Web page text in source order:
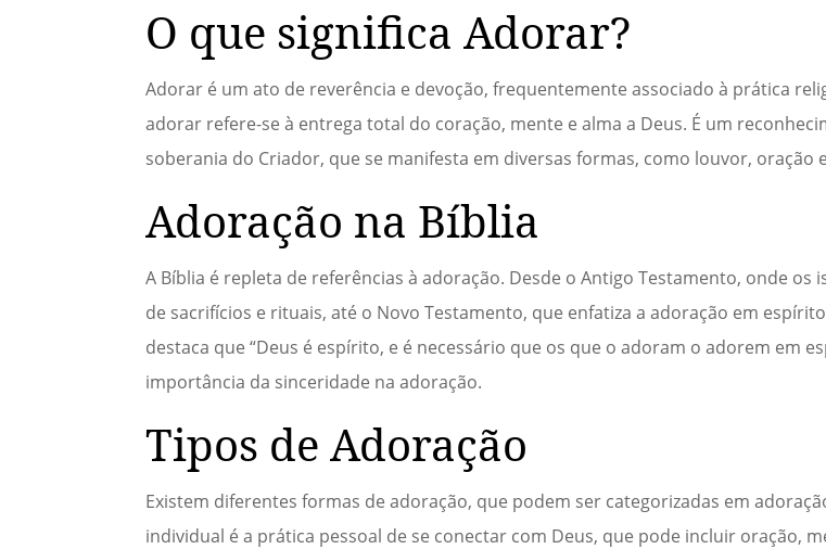
O que significa Adorar?
Adorar é um ato de reverência e devoção, frequentemente associado à prática
adorar refere-se à entrega total do coração, mente e alma a Deus. É um
soberania do Criador, que se manifesta em diversas formas, como louvor, oração
Adoração na Bíblia
A Bíblia é repleta de referências à adoração. Desde o Antigo Testamento, onde os
de sacrifícios e rituais, até o Novo Testamento, que enfatiza a adoração em
destaca que “Deus é espírito, e é necessário que os que o adoram o adorem em
importância da sinceridade na adoração.
Tipos de Adoração
Existem diferentes formas de adoração, que podem ser categorizadas em
individual é a prática pessoal de se conectar com Deus, que pode incluir oração,